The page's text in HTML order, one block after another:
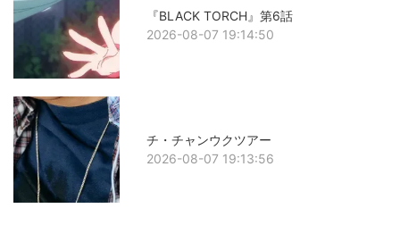
『BLACK TORCH』第6話
2026-08-07 19:14:50
チ・チャンウクツアー
2026-08-07 19:13:56